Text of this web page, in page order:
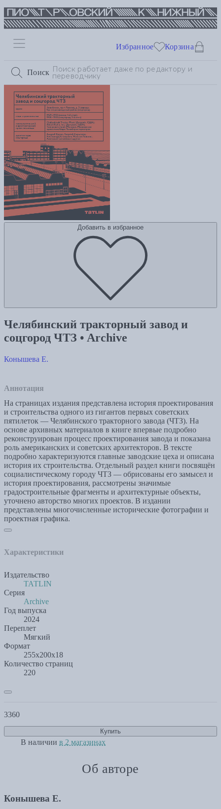
Поиск
Избранное Корзина
Добавить в избранное
Челябинский тракторный завод и
соцгород ЧТЗ • Archive
Конышева Е.
Аннотация
На страницах издания представлена история проектирования
и строительства одного из гигантов первых советских
пятилеток — Челябинского тракторного завода (ЧТЗ). На
основе архивных материалов в книге впервые подробно
реконструирован процесс проектирования завода и показана
роль американских и советских архитекторов. В тексте
подробно характеризуются главные заводские цеха и описана
история их строительства. Отдельный раздел книги посвящён
социалистическому городу ЧТЗ — обрисованы его замысел и
история проектирования, рассмотрены значимые
градостроительные фрагменты и архитектурные объекты,
уточнено авторство многих проектов. В издании
представлены многочисленные исторические фотографии и
проектная графика.
Характеристики
Издательство
ТАТLIN
Серия
Аrchive
Год выпуска
2024
Переплет
Мягкий
Формат
255x200х18
Количество страниц
220
3360
Купить
В наличии в 2 магазинах
Об авторе
Конышева Е.